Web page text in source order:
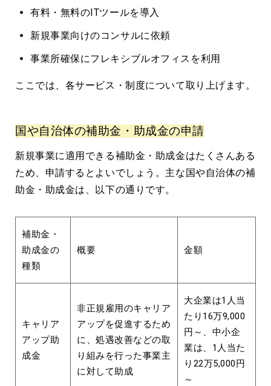
有料・無料のITツールを導入
新規事業向けのコンサルに依頼
事業所確保にフレキシブルオフィスを利用
ここでは、各サービス・制度について取り上げます。
国や自治体の補助金・助成金の申請
新規事業に適用できる補助金・助成金はたくさんある
ため、申請するとよいでしょう。主な国や自治体の補
助金・助成金は、以下の通りです。
補助金・
助成金の
種類
概要 金額
キャリア
アップ助
成金
非正規雇用のキャリア
アップを促進するため
に、処遇改善などの取
り組みを行った事業主
に対して助成
大企業は1人当
たり16万9,000
円～、中小企
業は、1人当た
り22万5,000円
～